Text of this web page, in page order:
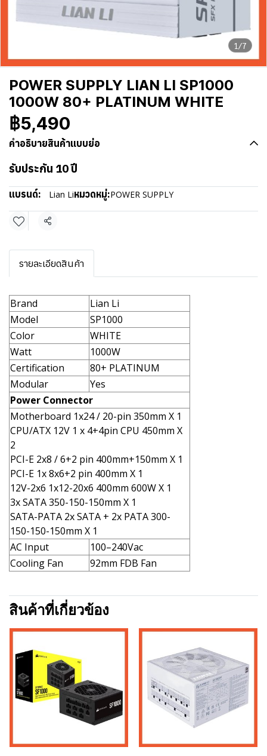
1/7
POWER SUPPLY LIAN LI SP1000
1000W 80+ PLATINUM WHITE
฿5,490
คำอธิบายสินค้าแบบย่อ
รับประกัน 10 ปี
แบรนด์: Lian Liหมวดหมู่:POWER SUPPLY
แชร์
รายละเอียดสินค้า
Brand
Lian Li
Model
SP1000
Color
WHITE
Watt
1000W
Certification
80+ PLATINUM
Modular
Yes
Power Connector
Motherboard 1x24 / 20-pin 350mm X 1
CPU/ATX 12V 1 x 4+4pin CPU 450mm X
2
PCI-E 2x8 / 6+2 pin 400mm+150mm X 1
PCI-E 1x 8x6+2 pin 400mm X 1
12V-2x6 1x12-20x6 400mm 600W X 1
3x SATA 350-150-150mm X 1
SATA-PATA 2x SATA + 2x PATA 300-
150-150-150mm X 1
AC Input
100–240Vac
Cooling Fan
92mm FDB Fan
สินค้าที่เกี่ยวข้อง